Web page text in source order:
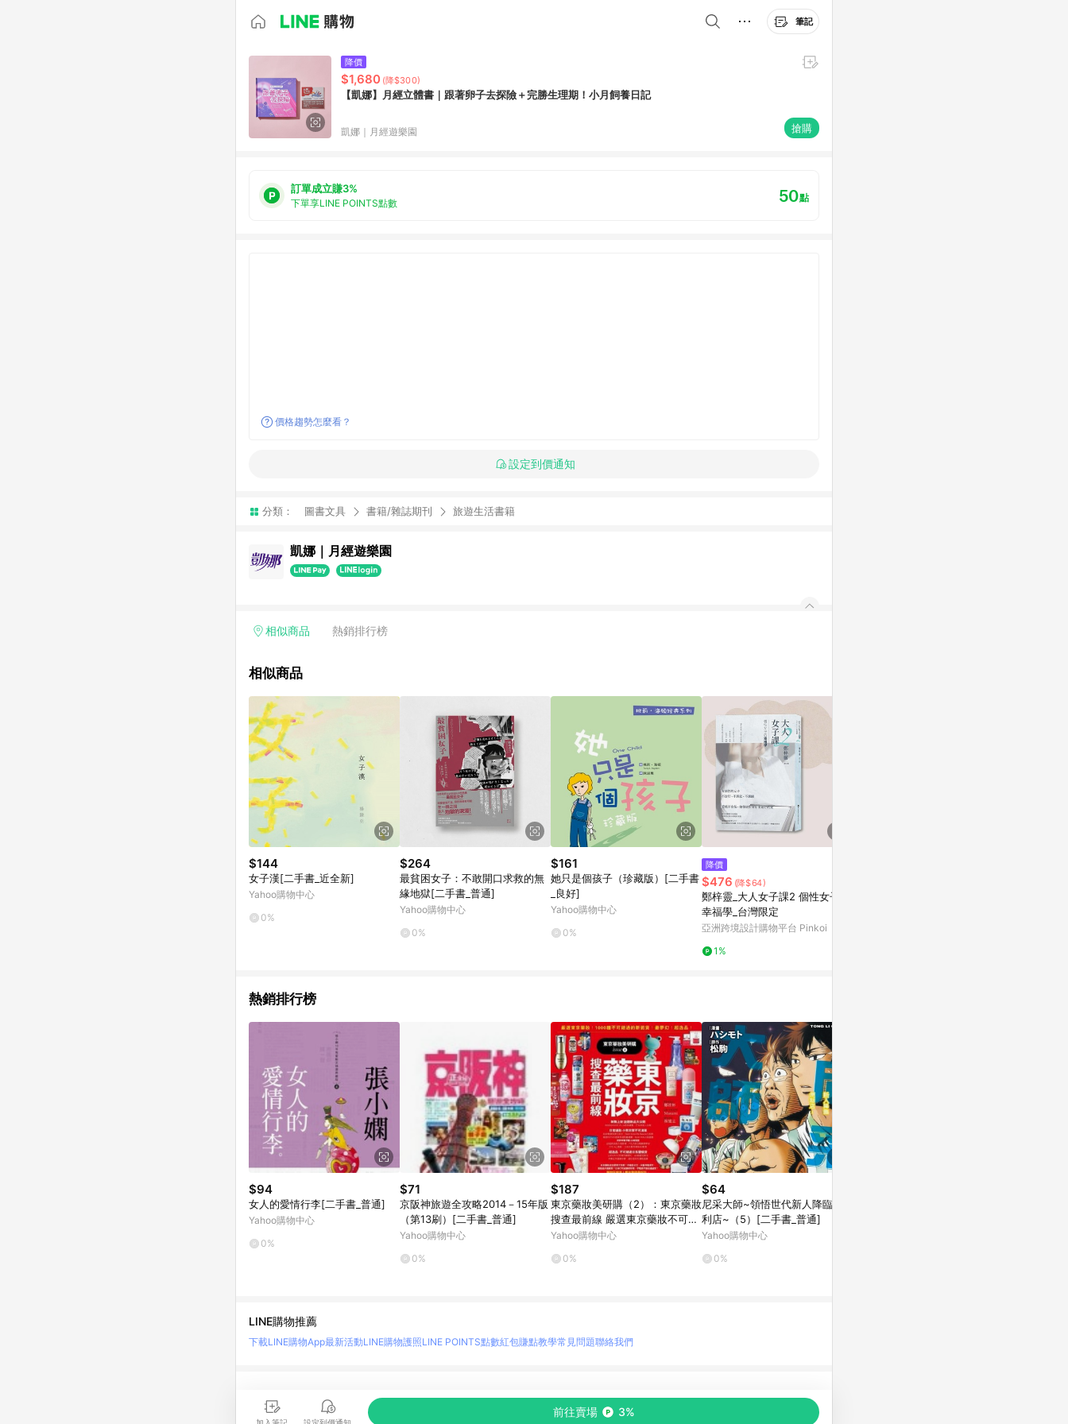
筆記
降價
$1,680 (降$300)
【凱娜】月經立體書｜跟著卵子去探險＋完勝生理期！小月飼養日記
凱娜｜月經遊樂園 搶購
訂單成立賺3%
下單享LINE POINTS點數 50點
價格趨勢怎麼看？
設定到價通知
分類： 圖書文具 書籍/雜誌期刊 旅遊生活書籍
凱娜｜月經遊樂園
相似商品 熱銷排行榜
相似商品
$144
女子漢[二手書_近全新]
Yahoo購物中心
0%
$264
最貧困女子：不敢開口求救的無
緣地獄[二手書_普通]
Yahoo購物中心
0%
$161
她只是個孩子（珍藏版）[二手書
_良好]
Yahoo購物中心
0%
降價
$476 (降$64)
鄭梓靈_大人女子課2 個性女子的
幸福學_台灣限定
亞洲跨境設計購物平台 Pinkoi
1%
熱銷排行榜
$94
女人的愛情行李[二手書_普通]
Yahoo購物中心
0%
$71
京阪神旅遊全攻略2014－15年版
（第13刷）[二手書_普通]
Yahoo購物中心
0%
$187
東京藥妝美研購（2）：東京藥妝
搜查最前線 嚴選東京藥妝不可錯
過的新掀貨！最夢[二手書_良好]
Yahoo購物中心
0%
$64
尼采大師~領悟世代新人降臨便
利店~（5）[二手書_普通]
Yahoo購物中心
0%
前往賣場 3%
LINE購物推薦
下載LINE購物App最新活動LINE購物護照LINE POINTS點數紅包賺點教學常見問題聯絡我們
LINE 購物是匯集購物情報與商品資訊的整合性平台，並依購物情報中的趨勢與風格做合作網路商家的延伸商品推薦，商品資料更新會有
時間差，請務必點擊商品至各合作網路商家，確認現售價與購物條件，一切資訊以合作廠商網頁為準。